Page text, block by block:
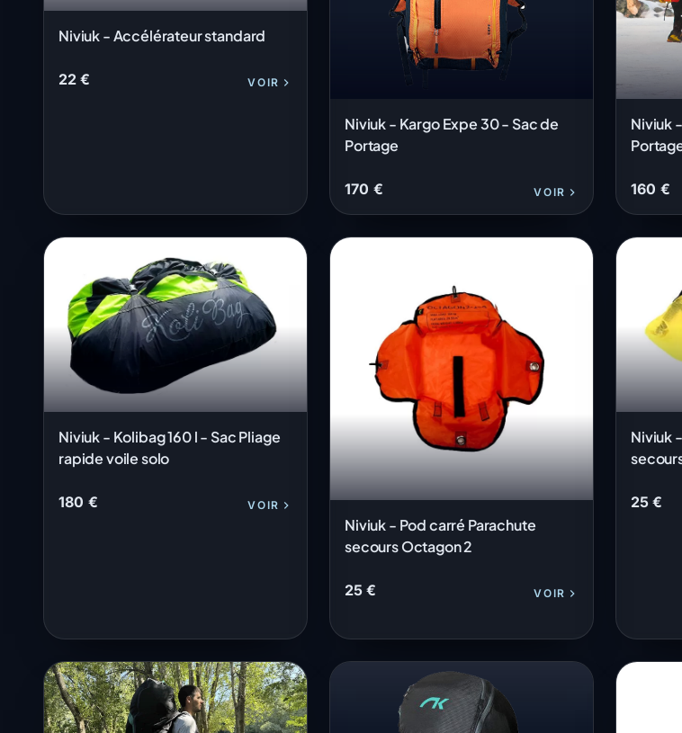
Niviuk - Accélérateur standard
22 € VOIR
Niviuk - Kargo Expe 30 - Sac de
Portage
170 € VOIR
Niviuk
160 €
Niviuk - Kolibag 160 l - Sac Pliage
rapide voile solo
180 € VOIR
Niviuk - Pod carré Parachute
secours Octagon 2
25 € VOIR
Niviuk
25 €